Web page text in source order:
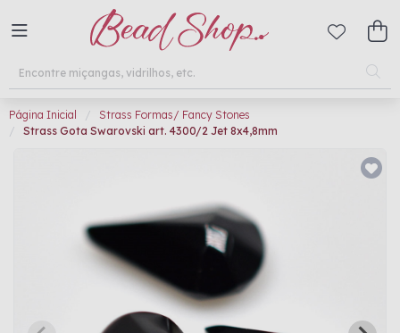
Página Inicial
Strass Formas/ Fancy Stones
Strass Gota Swarovski art. 4300/2 Jet 8x4,8mm